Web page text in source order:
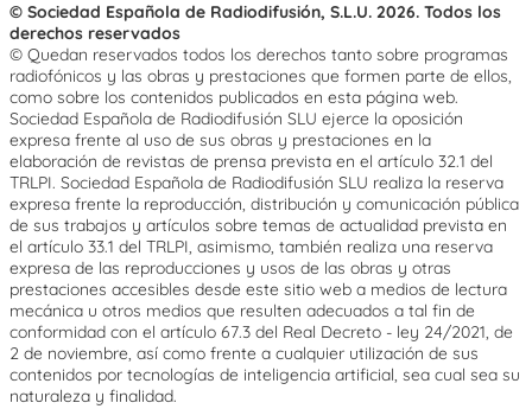
© Sociedad Española de Radiodifusión, S.L.U. 2026. Todos los
derechos reservados
© Quedan reservados todos los derechos tanto sobre programas
radiofónicos y las obras y prestaciones que formen parte de ellos,
como sobre los contenidos publicados en esta página web.
Sociedad Española de Radiodifusión SLU ejerce la oposición
expresa frente al uso de sus obras y prestaciones en la
elaboración de revistas de prensa prevista en el artículo 32.1 del
TRLPI. Sociedad Española de Radiodifusión SLU realiza la reserva
expresa frente la reproducción, distribución y comunicación pública
de sus trabajos y artículos sobre temas de actualidad prevista en
el artículo 33.1 del TRLPI, asimismo, también realiza una reserva
expresa de las reproducciones y usos de las obras y otras
prestaciones accesibles desde este sitio web a medios de lectura
mecánica u otros medios que resulten adecuados a tal fin de
conformidad con el artículo 67.3 del Real Decreto - ley 24/2021, de
2 de noviembre, así como frente a cualquier utilización de sus
contenidos por tecnologías de inteligencia artificial, sea cual sea su
naturaleza y finalidad.